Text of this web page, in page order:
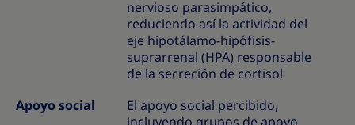
nervioso parasimpático,
reduciendo así la actividad del
eje hipotálamo-hipófisis-
suprarrenal (HPA) responsable
de la secreción de cortisol
Apoyo social
El apoyo social percibido,